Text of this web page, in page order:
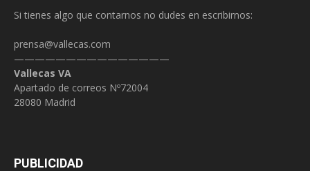
Si tienes algo que contarnos no dudes en escribirnos:
prensa@vallecas.com
———————————————
Vallecas VA
Apartado de correos Nº72004
28080 Madrid
PUBLICIDAD